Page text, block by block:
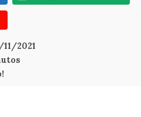
2021